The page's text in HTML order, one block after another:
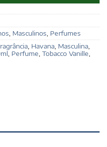
Masculinos Perfumes
Havana Masculina
Perfume Tobacco Vanille